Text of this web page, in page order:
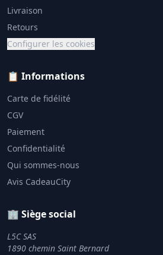
Livraison
Retours
Configurer les cookies
📋 Informations
Carte de fidélité
CGV
Paiement
Confidentialité
Qui sommes-nous
Avis CadeauCity
🏢 Siège social
L5C SAS
1890 chemin Saint Bernard